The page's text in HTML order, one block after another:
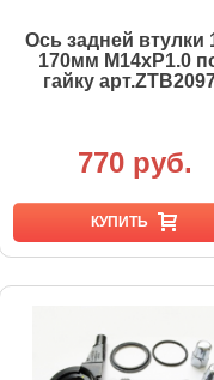
Ось задней втулки
170мм М14хР1.0
гайку
770 руб.
КУПИТЬ